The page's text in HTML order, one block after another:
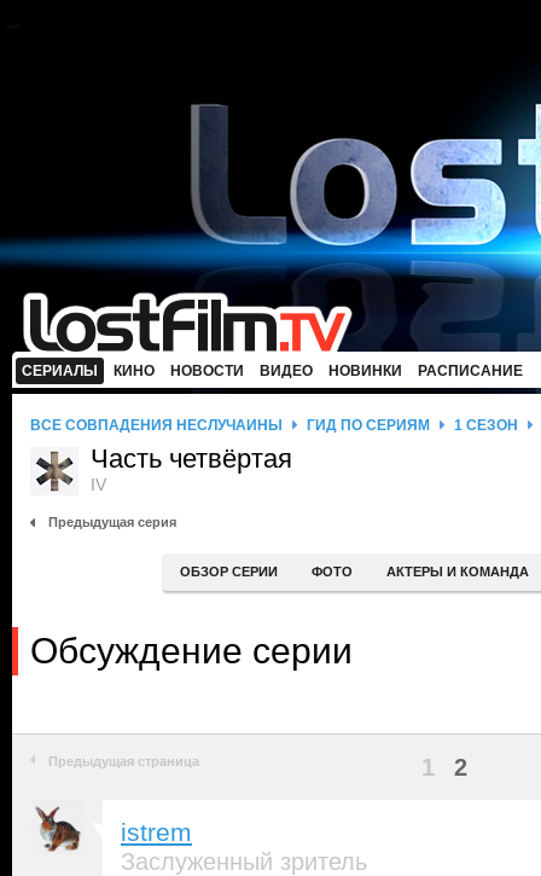
СЕРИАЛЫ КИНО НОВОСТИ ВИДЕО НОВИНКИ РАСПИСАНИЕ
ВСЕ СОВПАДЕНИЯ НЕСЛУЧАЙНЫ ГИД ПО СЕРИЯМ 1 СЕЗОН
Часть четвёртая
IV
Предыдущая серия
ОБЗОР СЕРИИ ФОТО АКТЕРЫ И КОМАНДА
Обсуждение серии
Предыдущая страница 1 2
istrem
Заслуженный зритель